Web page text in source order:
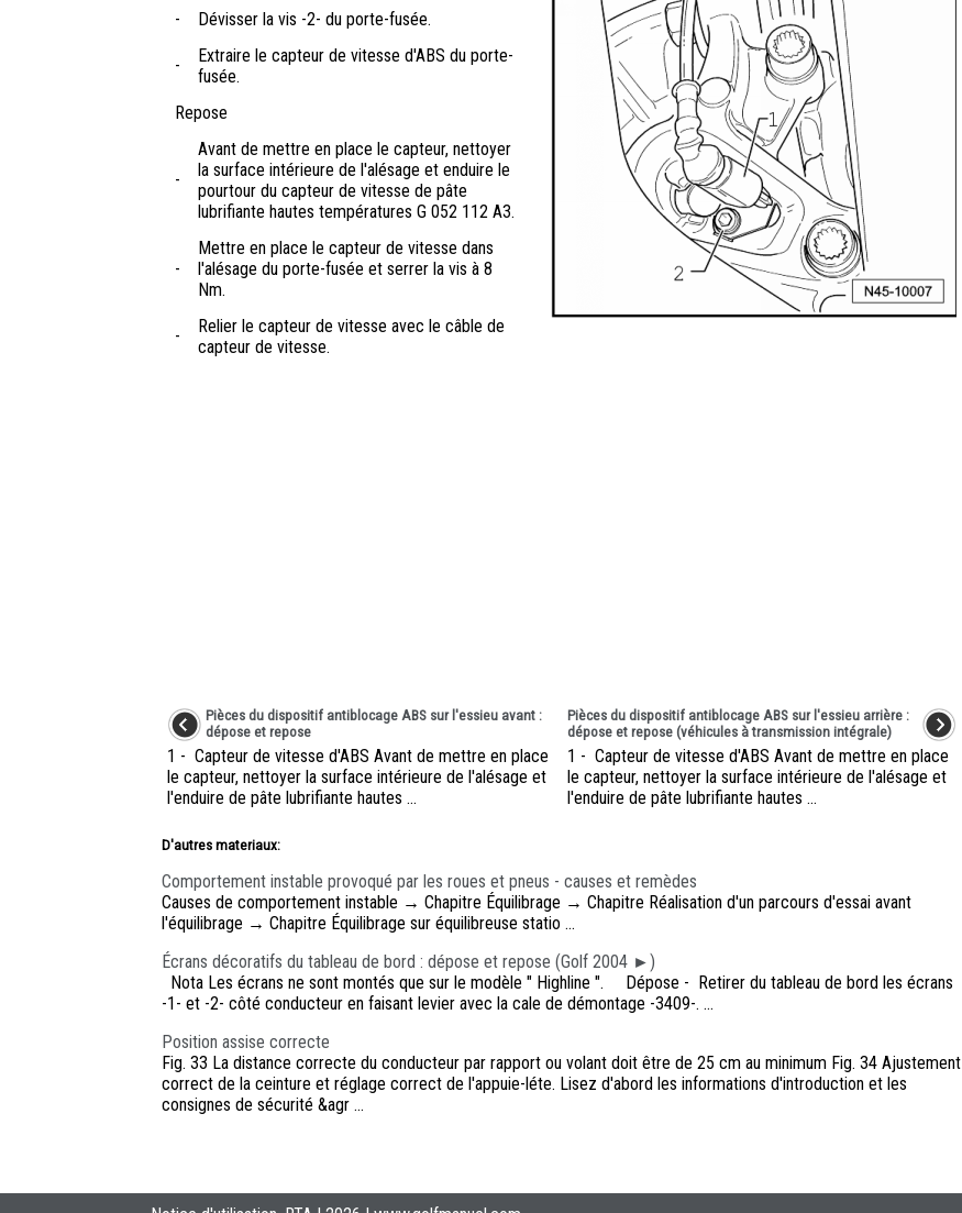
-
Dévisser la vis -2- du porte-fusée.
-
Extraire le capteur de vitesse d'ABS du porte-
fusée.
Repose
-
Avant de mettre en place le capteur, nettoyer
la surface intérieure de l'alésage et enduire le
pourtour du capteur de vitesse de pâte
lubrifiante hautes températures G 052 112 A3.
-
Mettre en place le capteur de vitesse dans
l'alésage du porte-fusée et serrer la vis à 8
Nm.
-
Relier le capteur de vitesse avec le câble de
capteur de vitesse.
Pièces du dispositif antiblocage ABS sur l'essieu avant :
dépose et repose
1 - Capteur de vitesse d'ABS Avant de mettre en place
le capteur, nettoyer la surface intérieure de l'alésage et
l'enduire de pâte lubrifiante hautes ...
Pièces du dispositif antiblocage ABS sur l'essieu arrière :
dépose et repose (véhicules à transmission intégrale)
1 - Capteur de vitesse d'ABS Avant de mettre en place
le capteur, nettoyer la surface intérieure de l'alésage et
l'enduire de pâte lubrifiante hautes ...
D'autres materiaux:
Comportement instable provoqué par les roues et pneus - causes et remèdes
Causes de comportement instable → Chapitre Équilibrage → Chapitre Réalisation d'un parcours d'essai avant
l'équilibrage → Chapitre Équilibrage sur équilibreuse statio ...
Écrans décoratifs du tableau de bord : dépose et repose (Golf 2004 ►)
Nota Les écrans ne sont montés que sur le modèle " Highline ". Dépose - Retirer du tableau de bord les écrans
-1- et -2- côté conducteur en faisant levier avec la cale de démontage -3409-. ...
Position assise correcte
Fig. 33 La distance correcte du conducteur par rapport ou volant doit être de 25 cm au minimum Fig. 34 Ajustement
correct de la ceinture et réglage correct de l'appuie-léte. Lisez d'abord les informations d'introduction et les
consignes de sécurité &agr ...